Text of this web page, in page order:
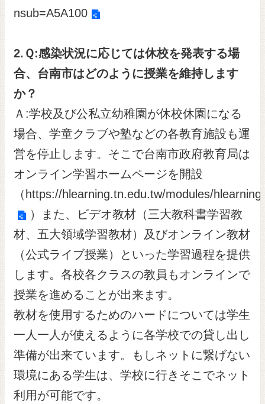
nsub=A5A100
2. Ｑ:感染状況に応じては休校を発表する場
合、台南市はどのように授業を維持します
か？
Ａ:学校及び公私立幼稚園が休校休園になる
場合、学童クラブや塾などの各教育施設も運
営を停止します。そこで台南市政府教育局は
オンライン学習ホームページを開設
（ https://hlearning.tn.edu.tw/modules/
）また、ビデオ教材（三大教科書学習教
材、五大領域学習教材）及びオンライン教材
（公式ライブ授業）といった学習過程を提供
します。各校各クラスの教員もオンラインで
授業を進めることが出来ます。
教材を使用するためのハードについては学生
一人一人が使えるように各学校での貸し出し
準備が出来ています。もしネットに繋げない
環境にある学生は、学校に行きそこでネット
利用が可能です。